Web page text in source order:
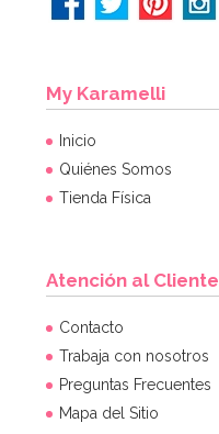
My Karamelli
Inicio
Quiénes Somos
Tienda Física
Atención al Cliente
Contacto
Trabaja con nosotros
Preguntas Frecuentes
Mapa del Sitio